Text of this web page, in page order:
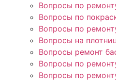
Вопросы по
Вопросы по
Вопросы по
Вопросы на
Вопросы ремонт
Вопросы по
Вопросы по